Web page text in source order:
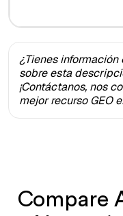
¿Tienes
sobre esta
¡Contáctanos, nos
mejor recurso GEO
Compare